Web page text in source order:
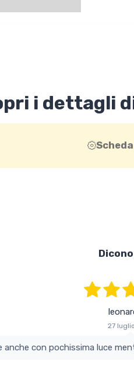
i dettagli
27
e perfetto si vede anche con